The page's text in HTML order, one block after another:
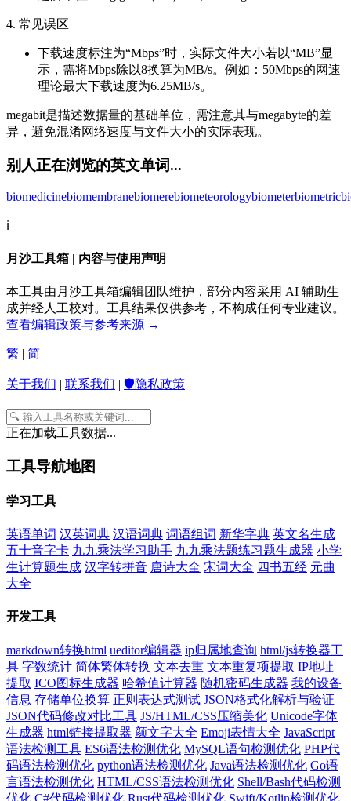
4. 常见误区
下载速度标注为“Mbps”时，实际文件大小若以“MB”显
示，需将Mbps除以8换算为MB/s。例如：50Mbps的网速
理论最大下载速度为6.25MB/s。
megabit是描述数据量的基础单位，需注意其与megabyte的差
异，避免混淆网络速度与文件大小的实际表现。
别人正在浏览的英文单词...
biomedicinebiomembranebiomerebiometeorologybiometerbiometric
ℹ️
月沙工具箱 | 内容与使用声明
本工具由月沙工具箱编辑团队维护，部分内容采用 AI 辅助生
成并经人工校对。工具结果仅供参考，不构成任何专业建议。
查看编辑政策与参考来源 →
繁 | 简
关于我们 | 联系我们 | 🛡️隐私政策
正在加载工具数据...
工具导航地图
学习工具
英语单词 汉英词典 汉语词典 词语组词 新华字典 英文名生成
五十音字卡 九九乘法学习助手 九九乘法题练习题生成器 小学
生计算题生成 汉字转拼音 唐诗大全 宋词大全 四书五经 元曲
大全
开发工具
markdown转换html ueditor编辑器 ip归属地查询 html/js转换器工
具 字数统计 简体繁体转换 文本去重 文本重复项提取 IP地址
提取 ICO图标生成器 哈希值计算器 随机密码生成器 我的设备
信息 存储单位换算 正则表达式测试 JSON格式化解析与验证
JSON代码修改对比工具 JS/HTML/CSS压缩美化 Unicode字体
生成器 html链接提取器 颜文字大全 Emoji表情大全 JavaScript
语法检测工具 ES6语法检测优化 MySQL语句检测优化 PHP代
码语法检测优化 python语法检测优化 Java语法检测优化 Go语
言语法检测优化 HTML/CSS语法检测优化 Shell/Bash代码检测
优化 C#代码检测优化 Rust代码检测优化 Swift/Kotlin检测优化